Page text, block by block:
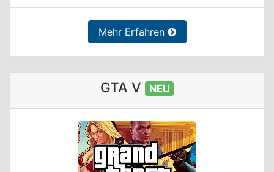
Mehr Erfahren
GTA V NEU